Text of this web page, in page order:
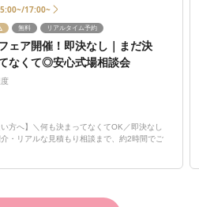
17:00~
無料 リアルタイム予約
ェア開催！即決なし｜まだ決
なくて◎安心式場相談会
方へ】＼何も決まってなくてOK／即決なし
・リアルな見積もり相談まで、約2時間でご